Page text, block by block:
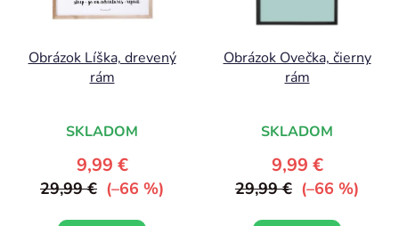
Obrázok Líška, drevený
rám
SKLADOM
9,99 €
29,99 € (–66 %)
Obrázok Ovečka, čierny
rám
SKLADOM
9,99 €
29,99 € (–66 %)